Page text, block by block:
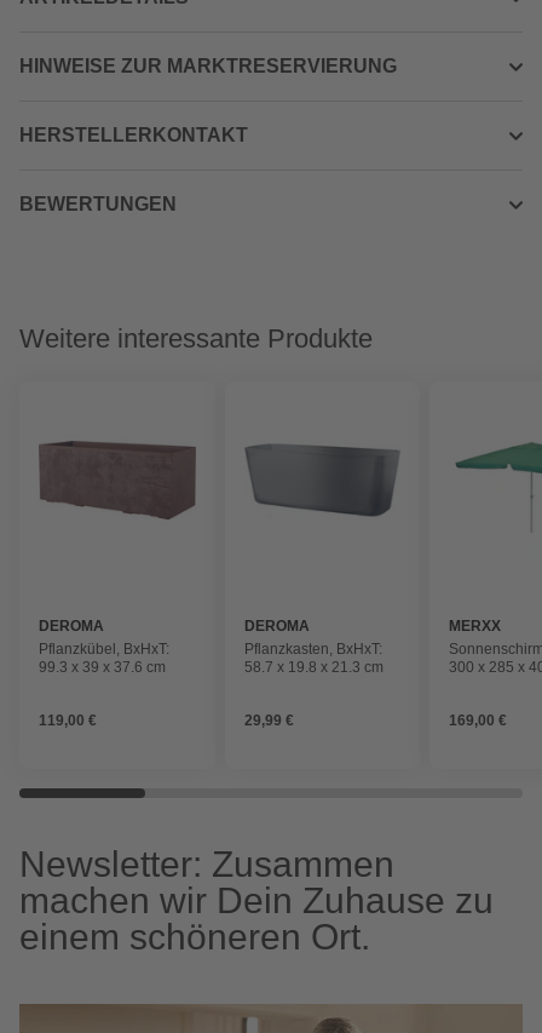
HINWEISE ZUR MARKTRESERVIERUNG
HERSTELLERKONTAKT
BEWERTUNGEN
Weitere interessante Produkte
DEROMA
Pflanzkübel, BxHxT:
99.3 x 39 x 37.6 cm
119,00 €
DEROMA
Pflanzkasten, BxHxT:
58.7 x 19.8 x 21.3 cm
29,99 €
MERXX
300 x 285 x
169,00 €
Newsletter: Zusammen
machen wir Dein Zuhause zu
einem schöneren Ort.